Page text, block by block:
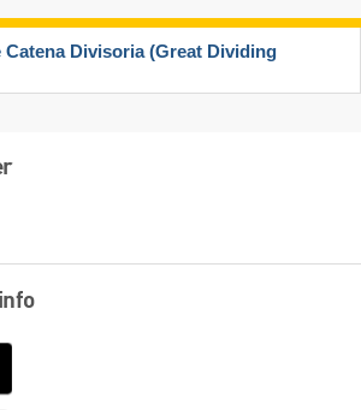
Catena Divisoria (Great Dividing